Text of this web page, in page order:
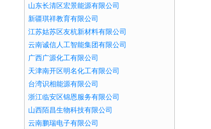
山东长清区宏景能源有限公司
新疆琪祥教育有限公司
江苏姑苏区友杭新材料有限公司
云南诚信人工智能集团有限公司
广西广源化工有限公司
天津南开区明名化工有限公司
台湾识相能源有限公司
浙江临安区锦恩服务有限公司
山西陌昌生物科技有限公司
云南鹏瑞电子有限公司